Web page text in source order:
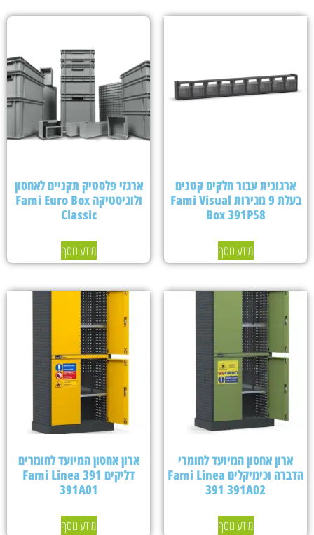
ארגונית עבור חלקים קטנים
בעלת 9 מגירות Fami Visual
Box 391P58
מידע נוסף
ארגזי פלסטיק תקניים לאחסון
ולוגיסטיקה Fami Euro Box
Classic
מידע נוסף
ארון אחסון המיועד לחומרי
הדברה וכימיקלים Fami Linea
391 391A02
מידע נוסף
ארון אחסון המיועד לחומרים
דליקים Fami Linea 391
391A01
מידע נוסף